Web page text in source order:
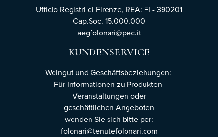
Ufficio Registri di Firenze, REA: FI - 390201
Cap.Soc. 15.000.000
aegfolonari@pec.it
KUNDENSERVICE
Weingut und Geschäftsbeziehungen:
Für Informationen zu Produkten,
Veranstaltungen oder
geschäftlichen Angeboten
wenden Sie sich bitte per:
folonari@tenutefolonari.com